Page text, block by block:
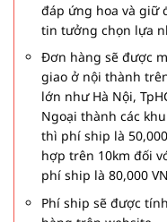
đáp ứng hoa và giữ
tin tưởng chọn lựa
Đơn hàng sẽ được
giao ở nội thành
lớn như Hà Nội,
Ngoại thành các
thì phí ship là
hợp trên 10km đối
phí ship là 80,000
Phí ship sẽ được